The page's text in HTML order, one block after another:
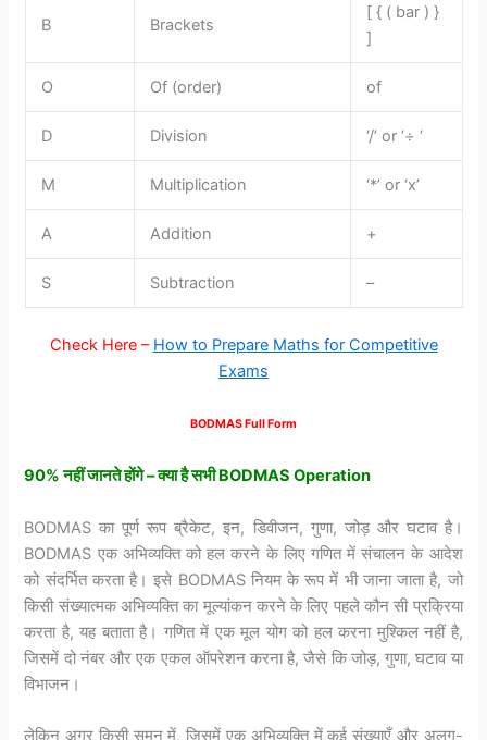
B Brackets
[ { ( bar ) }
]
O Of (order) of
D Division ‘/’ or ‘÷ ‘
M Multiplication ‘*’ or ‘x’
A Addition +
S Subtraction –
Check Here – How to Prepare Maths for Competitive
Exams
BODMAS Full Form
90%नहींजानतेहोंगे –क्याहैसभी BODMAS Operation
BODMAS का पूर्ण रूप ब्रैकेट, इन, डिवीजन, गुणा, जोड़ और घटाव है।
BODMAS एक अभिव्यक्ति को हल करने के लिए गणित में संचालन के आदेश
को संदर्भित करता है। इसे BODMAS नियम के रूप में भी जाना जाता है, जो
किसी संख्यात्मक अभिव्यक्ति का मूल्यांकन करने के लिए पहले कौन सी प्रक्रिया
करता है, यह बताता है। गणित में एक मूल योग को हल करना मुश्किल नहीं है,
जिसमें दो नंबर और एक एकल ऑपरेशन करना है, जैसे कि जोड़, गुणा, घटाव या
विभाजन।
लेकिन अगर किसी समन में, जिसमें एक अभिव्यक्ति में कई संख्याएँ और अलग-